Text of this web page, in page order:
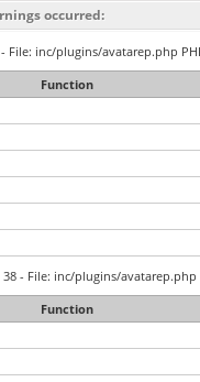
occurred:
inc/plugins/avatarep.php
Function
- File: inc/plugins/avatarep.php
Function